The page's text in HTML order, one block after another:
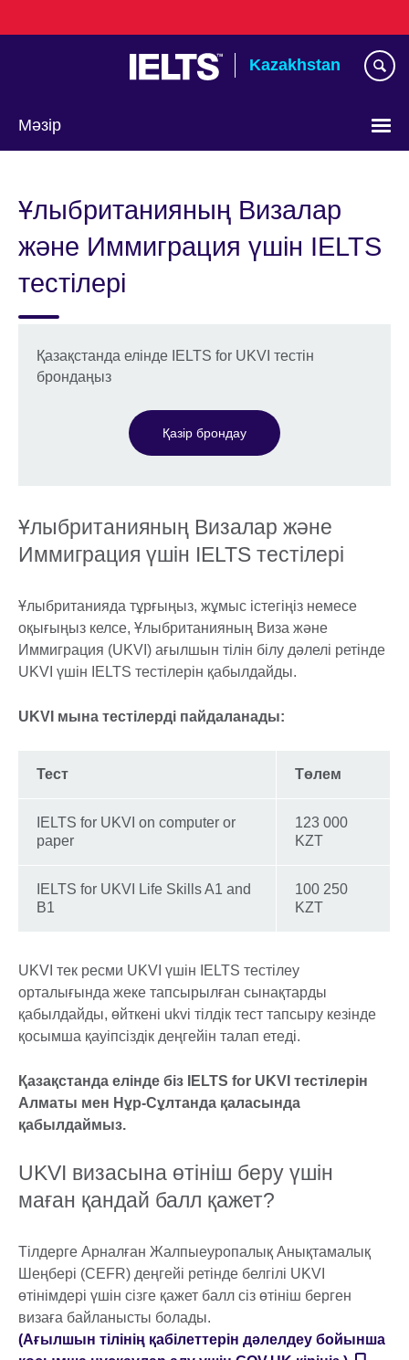
to
Kazakhstan
Мәзір
Ұлыбританияның Визалар
және Иммиграция үшін IELTS
тестілері
Қазақстанда елінде IELTS for UKVI тестін
брондаңыз
Қазір брондау
Ұлыбританияның Визалар және
Иммиграция үшін IELTS тестілері
Ұлыбританияда тұрғыңыз, жұмыс істегіңіз немесе
оқығыңыз келсе, Ұлыбританияның Виза және
Иммиграция (UKVI) ағылшын тілін білу дәлелі ретінде
UKVI үшін IELTS тестілерін қабылдайды.
UKVI мына тестілерді пайдаланады:
Тест Төлем
IELTS for UKVI on computer or
paper
123 000
KZT
IELTS for UKVI Life Skills A1 and
B1
100 250
KZT
UKVI тек ресми UKVI үшін IELTS тестілеу
орталығында жеке тапсырылған сынақтарды
қабылдайды, өйткені ukvi тілдік тест тапсыру кезінде
қосымша қауіпсіздік деңгейін талап етеді.
Қазақстанда елінде біз IELTS for UKVI тестілерін
Алматы мен Нұр-Сұлтанда қаласында
қабылдаймыз.
UKVI визасына өтініш беру үшін
маған қандай балл қажет?
Тілдерге Арналған Жалпыеуропалық Анықтамалық
Шеңбері (CEFR) деңгейі ретінде белгілі UKVI
өтінімдері үшін сізге қажет балл сіз өтініш берген
визаға байланысты болады.
(Ағылшын тілінің қабілеттерін дәлелдеу бойынша